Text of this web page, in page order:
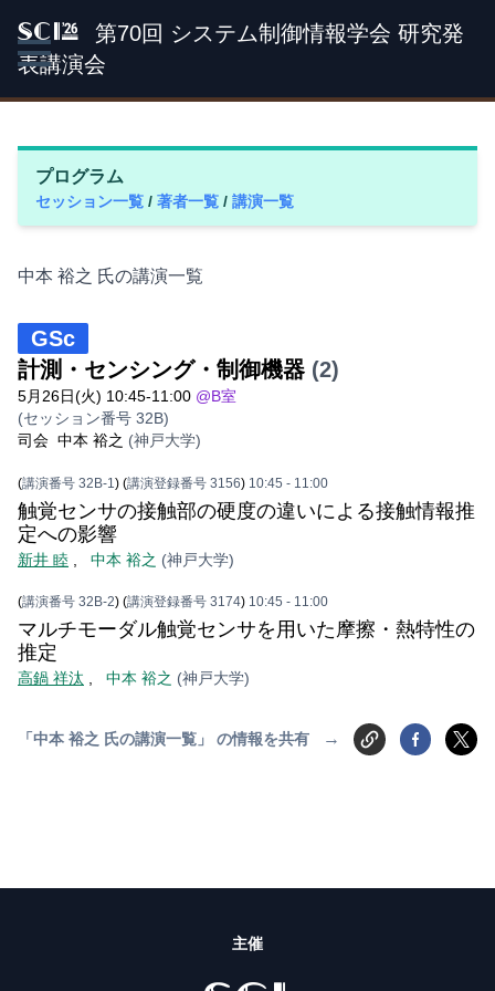
SCI '26
第70回 システム制御情報学会 研究発
表講演会
プログラム
セッション一覧 / 著者一覧 / 講演一覧
中本 裕之 氏の講演一覧
GSc
計測・センシング・制御機器 (2)
5月26日(火) 10:45-11:00 @B室
(セッション番号 32B)
司会 中本 裕之 (神戸大学)
(講演番号 32B-1) (講演登録番号 3156) 10:45 - 11:00
触覚センサの接触部の硬度の違いによる接触情報推
定への影響
新井 睦 中本 裕之 (神戸大学)
(講演番号 32B-2) (講演登録番号 3174) 10:45 - 11:00
マルチモーダル触覚センサを用いた摩擦・熱特性の
推定
高鍋 祥汰 中本 裕之 (神戸大学)
「中本 裕之 氏の講演一覧」 の情報を共有 →
主催